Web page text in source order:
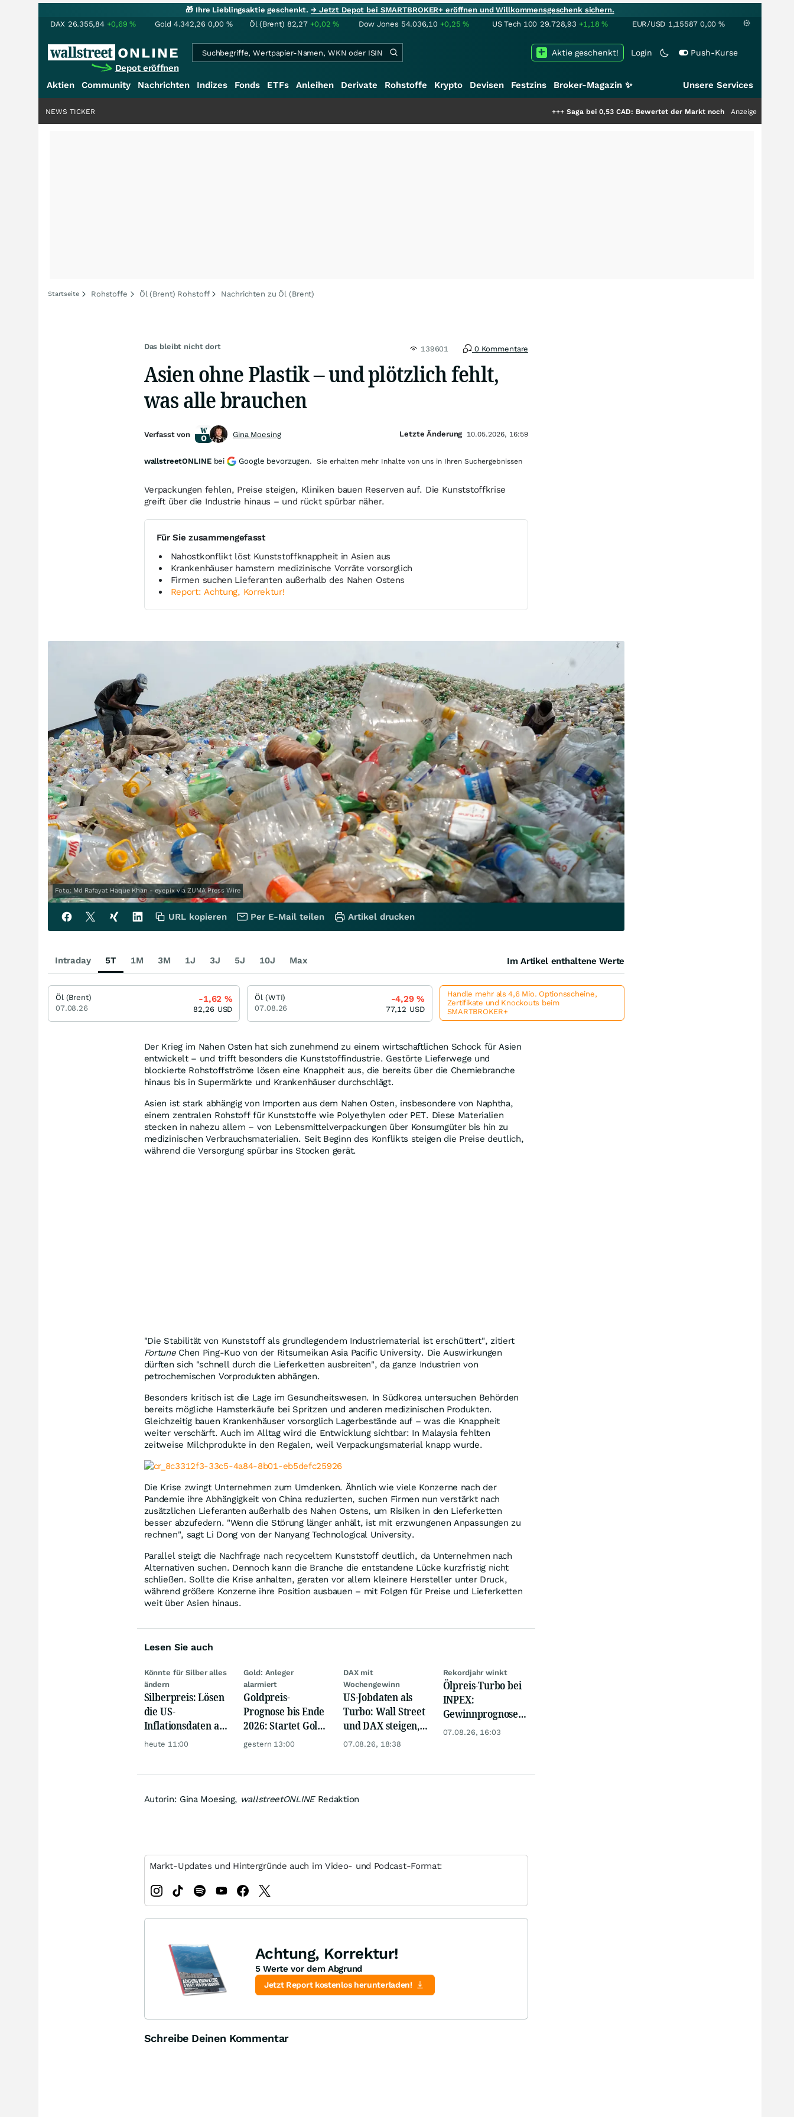
🎁 Ihre Lieblingsaktie geschenkt.→ Jetzt Depot bei SMARTBROKER+ eröffnen und Willkommensgeschenk sichern.
DAX 26.355,84 +0,69% Gold 4.342,26 0,00 % Öl (Brent) 82,27 +0,02% Dow Jones 54.036,10 +0,25% US Tech 100 29.728,93 +1,18% EUR/USD 1,15587 0,00 %
Depot eröffnen
Login Push-Kurse
Aktie geschenkt!
Aktien Community Nachrichten Indizes Fonds ETFs Anleihen Derivate Rohstoffe Krypto Devisen Festzins Broker-Magazin ✨ Unsere Services
Saga bei 0,53 CAD: Bewertet der Markt noch immer nur die Hälfte der Story?
Anzeige
NEWS TICKER
Startseite Rohstoffe Öl (Brent) Rohstoff Nachrichten zu Öl (Brent)
Das bleibt nicht dort 139601 0 Kommentare
Asien ohne Plastik – und plötzlich fehlt,
was alle brauchen
Verpackungen fehlen, Preise steigen, Kliniken bauen Reserven auf. Die Kunststoffkrise
greift über die Industrie hinaus – und rückt spürbar näher.
Für Sie zusammengefasst
Nahostkonflikt löst Kunststoffknappheit in Asien aus
Krankenhäuser hamstern medizinische Vorräte vorsorglich
Firmen suchen Lieferanten außerhalb des Nahen Ostens
Report: Achtung, Korrektur!
Foto: Md Rafayat Haque Khan - eyepix via ZUMA Press Wire
Der Krieg im Nahen Osten hat sich zunehmend zu einem wirtschaftlichen Schock für Asien
entwickelt – und trifft besonders die Kunststoffindustrie. Gestörte Lieferwege und
blockierte Rohstoffströme lösen eine Knappheit aus, die bereits über die Chemiebranche
hinaus bis in Supermärkte und Krankenhäuser durchschlägt.
Asien ist stark abhängig von Importen aus dem Nahen Osten, insbesondere von Naphtha,
einem zentralen Rohstoff für Kunststoffe wie Polyethylen oder PET. Diese Materialien
stecken in nahezu allem – von Lebensmittelverpackungen über Konsumgüter bis hin zu
medizinischen Verbrauchsmaterialien. Seit Beginn des Konflikts steigen die Preise deutlich,
während die Versorgung spürbar ins Stocken gerät.
"Die Stabilität von Kunststoff als grundlegendem Industriematerial ist erschüttert", zitiert
FortuneChen Ping-Kuo von der Ritsumeikan Asia Pacific University. Die Auswirkungen
dürften sich "schnell durch die Lieferketten ausbreiten", da ganze Industrien von
petrochemischen Vorprodukten abhängen.
Besonders kritisch ist die Lage im Gesundheitswesen. In Südkorea untersuchen Behörden
bereits mögliche Hamsterkäufe bei Spritzen und anderen medizinischen Produkten.
Gleichzeitig bauen Krankenhäuser vorsorglich Lagerbestände auf – was die Knappheit
weiter verschärft. Auch im Alltag wird die Entwicklung sichtbar: In Malaysia fehlten
zeitweise Milchprodukte in den Regalen, weil Verpackungsmaterial knapp wurde.
Die Krise zwingt Unternehmen zum Umdenken. Ähnlich wie viele Konzerne nach der
Pandemie ihre Abhängigkeit von China reduzierten, suchen Firmen nun verstärkt nach
zusätzlichen Lieferanten außerhalb des Nahen Ostens, um Risiken in den Lieferketten
besser abzufedern. "Wenn die Störung länger anhält, ist mit erzwungenen Anpassungen zu
rechnen", sagt Li Dong von der Nanyang Technological University.
Parallel steigt die Nachfrage nach recyceltem Kunststoff deutlich, da Unternehmen nach
Alternativen suchen. Dennoch kann die Branche die entstandene Lücke kurzfristig nicht
schließen. Sollte die Krise anhalten, geraten vor allem kleinere Hersteller unter Druck,
während größere Konzerne ihre Position ausbauen – mit Folgen für Preise und Lieferketten
weit über Asien hinaus.
Lesen Sie auch
Könnte für Silber alles
ändern
Silberpreis: Lösen
die US-
Inflationsdaten am
Mittwoch eine
heute 11:00
Gold: Anleger
alarmiert
Goldpreis-
Prognose bis Ende
2026: Startet Gold
jetzt eine neue
gestern 13:00
DAX mit
Wochengewinn
US-Jobdaten als
Turbo: Wall Street
und DAX steigen,
Gold glänzt
07.08.26, 18:38
Rekordjahr winkt
Ölpreis-Turbo bei
INPEX:
Gewinnprognose
schießt auf
07.08.26, 16:03
Autorin: Gina Moesing, wallstreetONLINE Redaktion
Markt-Updates und Hintergründe auch im Video- und Podcast-Format:
Achtung, Korrektur!
5 Werte vor dem Abgrund
Jetzt Report kostenlos herunterladen!
Schreibe Deinen Kommentar
Verfasst von Gina Moesing Letzte Änderung 10.05.2026, 16:59
wallstreetONLINE bei Google bevorzugen. Sie erhalten mehr Inhalte von uns in Ihren Suchergebnissen
URL kopieren Per E-Mail teilen Artikel drucken
Intraday 5T 1M 3M 1J 3J 5J 10J Max Im Artikel enthaltene Werte
Öl (Brent)
07.08.26
-1,62 %
82,26 USD
Öl (WTI)
07.08.26
-4,29 %
77,12 USD
Handle mehr als 4,6 Mio. Optionsscheine,
Zertifikate und Knockouts beim
SMARTBROKER+